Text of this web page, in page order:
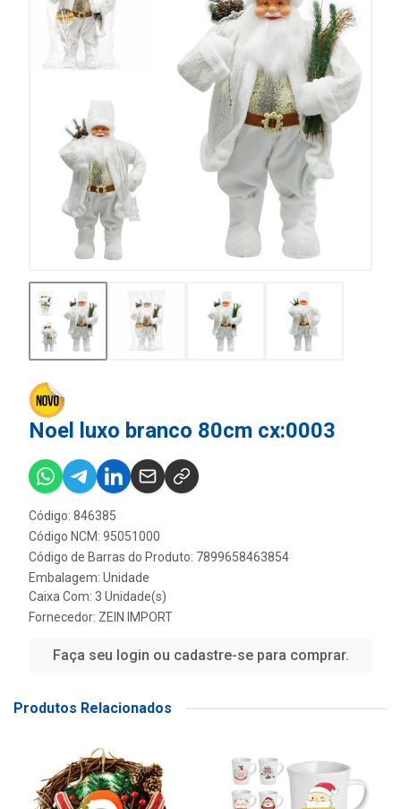
Noel luxo branco 80cm cx:0003
Código: 846385
Código NCM: 95051000
Código de Barras do Produto: 7899658463854
Embalagem: Unidade
Caixa Com: 3 Unidade(s)
Fornecedor: ZEIN IMPORT
Faça seu login ou cadastre-se para comprar.
Produtos Relacionados